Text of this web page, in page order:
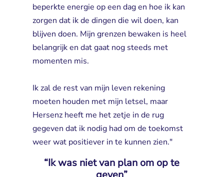
beperkte energie op een dag en hoe ik kan
zorgen dat ik de dingen die wil doen, kan
blijven doen. Mijn grenzen bewaken is heel
belangrijk en dat gaat nog steeds met
momenten mis.
Ik zal de rest van mijn leven rekening
moeten houden met mijn letsel, maar
Hersenz heeft me het zetje in de rug
gegeven dat ik nodig had om de toekomst
weer wat positiever in te kunnen zien."
“Ik was niet van plan om op te